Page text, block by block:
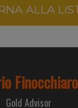
ALLA